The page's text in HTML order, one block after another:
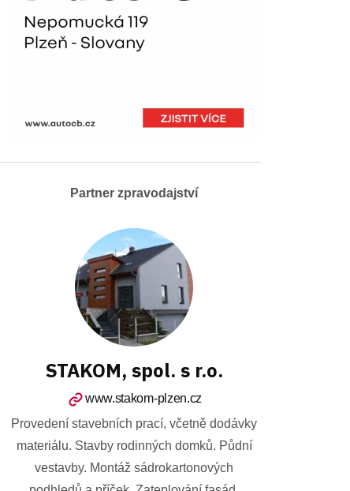
Partner zpravodajství
STAKOM, spol. s r.o.
www.stakom-plzen.cz
Provedení stavebních prací, včetně dodávky
materiálu. Stavby rodinných domků. Půdní
vestavby. Montáž sádrokartonových